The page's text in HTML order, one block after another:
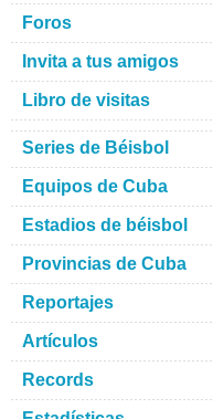
Foros
Invita a tus amigos
Libro de visitas
Series de Béisbol
Equipos de Cuba
Estadios de béisbol
Provincias de Cuba
Reportajes
Artículos
Records